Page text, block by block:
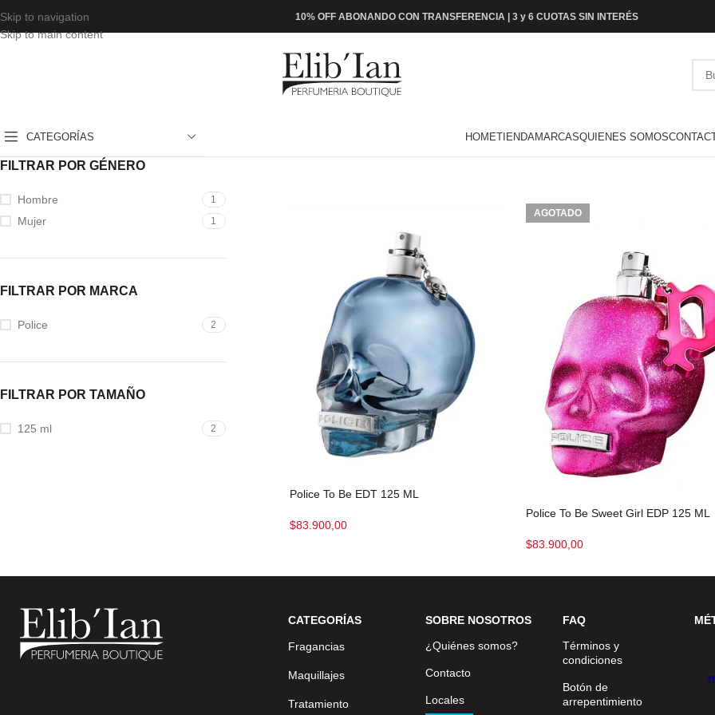
Skip to navigation
Skip to main content
10% OFF ABONANDO CON TRANSFERENCIA | 3 y 6 CUOTAS SIN INTERÉS
CATEGORÍAS HOMETIENDAMARCASQUIENES SOMOS
FILTRAR POR GÉNERO
Hombre 1
Mujer 1
FILTRAR POR MARCA
Police 2
FILTRAR POR TAMAÑO
125 ml 2
Police To Be EDT 125 ML
$83.900,00
AGOTADO
Police To Be Sweet Girl EDP 125 ML
$83.900,00
CATEGORÍAS
Fragancias
Maquillajes
Tratamiento
SOBRE NOSOTROS
¿Quiénes somos?
Contacto
Locales
FAQ
Términos y
condiciones
Botón de
arrepentimiento